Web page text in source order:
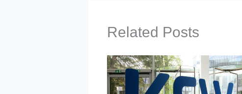
Related Posts